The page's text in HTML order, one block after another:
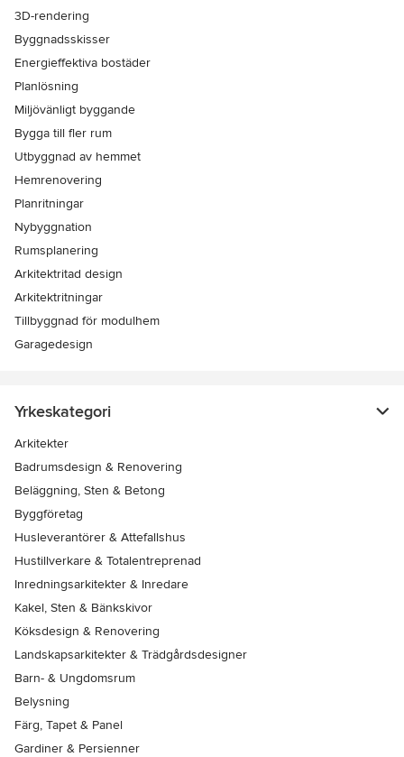
3D-rendering
Byggnadsskisser
Energieffektiva bostäder
Planlösning
Miljövänligt byggande
Bygga till fler rum
Utbyggnad av hemmet
Hemrenovering
Planritningar
Nybyggnation
Rumsplanering
Arkitektritad design
Arkitektritningar
Tillbyggnad för modulhem
Garagedesign
Yrkeskategori
Arkitekter
Badrumsdesign & Renovering
Beläggning, Sten & Betong
Byggföretag
Husleverantörer & Attefallshus
Hustillverkare & Totalentreprenad
Inredningsarkitekter & Inredare
Kakel, Sten & Bänkskivor
Köksdesign & Renovering
Landskapsarkitekter & Trädgårdsdesigner
Barn- & Ungdomsrum
Belysning
Färg, Tapet & Panel
Gardiner & Persienner